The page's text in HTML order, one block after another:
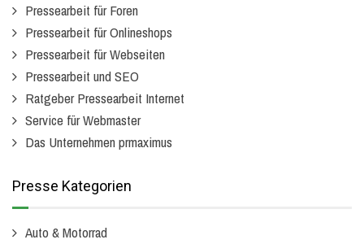
Pressearbeit für Foren
Pressearbeit für Onlineshops
Pressearbeit für Webseiten
Pressearbeit und SEO
Ratgeber Pressearbeit Internet
Service für Webmaster
Das Unternehmen prmaximus
Presse Kategorien
Auto & Motorrad